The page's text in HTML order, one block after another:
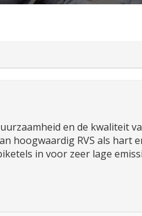
en de kwaliteit
hoogwaardig RVS als hart
in voor zeer lage